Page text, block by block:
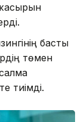
жасырын
басты
төмен
тиімді.